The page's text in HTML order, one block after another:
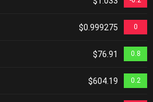
$0.999275 0
$76.91 0.8
$604.19 0.2